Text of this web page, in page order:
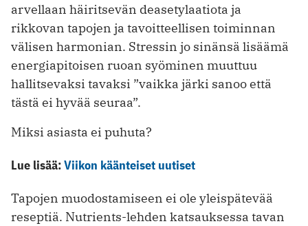
arvellaan häiritsevän deasetylaatiota ja
rikkovan tapojen ja tavoitteellisen toiminnan
välisen harmonian. Stressin jo sinänsä lisäämä
energiapitoisen ruoan syöminen muuttuu
hallitsevaksi tavaksi ”vaikka järki sanoo että
tästä ei hyvää seuraa”.
Miksi asiasta ei puhuta?
Lue lisää:Viikon käänteiset uutiset
Tapojen muodostamiseen ei ole yleispätevää
reseptiä. Nutrients-lehden katsauksessa tavan